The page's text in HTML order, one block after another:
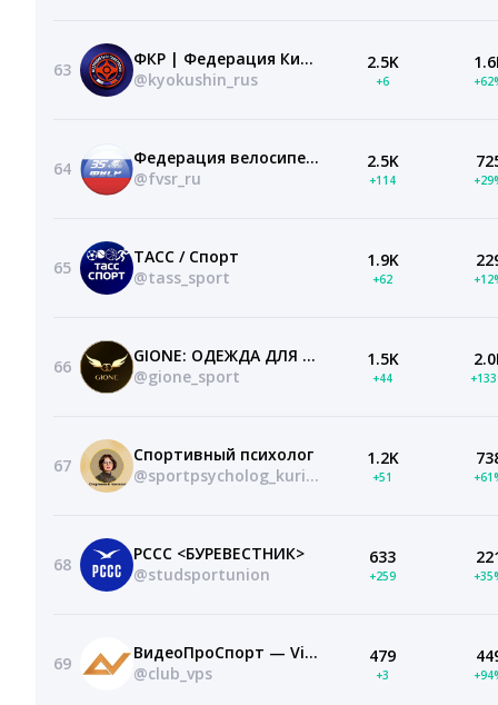
63
ФКР | Федерация Киокушин России
@kyokushin_rus
2.5K
+6
64
Федерация велосипедного спорта России
@fvsr_ru
2.5K
+114
65
ТАСС / Спорт
@tass_sport
1.9K
+62
66
GIONE: ОДЕЖДА ДЛЯ ГИМНАСТИКИ И ПРОФ.СПОРТА
@gione_sport
1.5K
+44
67
Спортивный психолог
@sportpsycholog_kurilekh
1.2K
+51
68
РССС <БУРЕВЕСТНИК>
@studsportunion
633
+259
69
ВидеоПроСпорт — VideoProSport
@club_vps
479
+3